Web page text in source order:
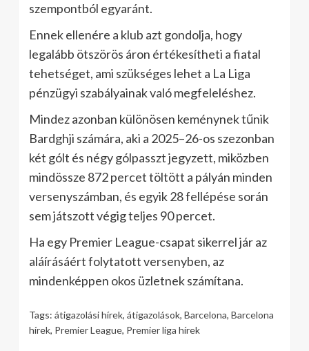
szempontból egyaránt.
Ennek ellenére a klub azt gondolja, hogy
legalább ötszörös áron értékesítheti a fiatal
tehetséget, ami szükséges lehet a La Liga
pénzügyi szabályainak való megfeleléshez.
Mindez azonban különösen keménynek tűnik
Bardghji számára, aki a 2025–26-os szezonban
két gólt és négy gólpasszt jegyzett, miközben
mindössze 872 percet töltött a pályán minden
versenyszámban, és egyik 28 fellépése során
sem játszott végig teljes 90 percet.
Ha egy Premier League-csapat sikerrel jár az
aláírásáért folytatott versenyben, az
mindenképpen okos üzletnek számítana.
Tags: átigazolási hírek, átigazolások, Barcelona, Barcelona
hírek, Premier League, Premier liga hírek